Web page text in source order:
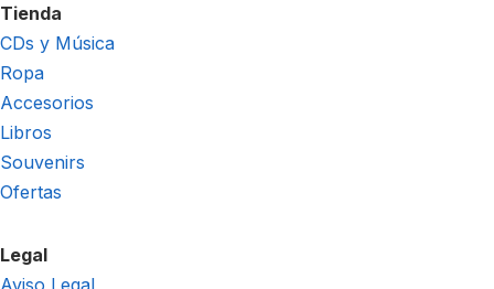
Tienda
CDs y Música
Ropa
Accesorios
Libros
Souvenirs
Ofertas
Legal
Aviso Legal